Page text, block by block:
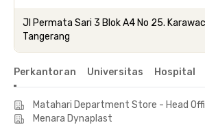
Jl Permata Sari 3 Blok A4 No 25.
Tangerang
Perkantoran Universitas Hospital
Matahari Department Store - Head
Menara Dynaplast